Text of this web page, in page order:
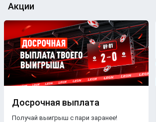
Акции
Досрочная выплата
Получай выигрыш с пари заранее!